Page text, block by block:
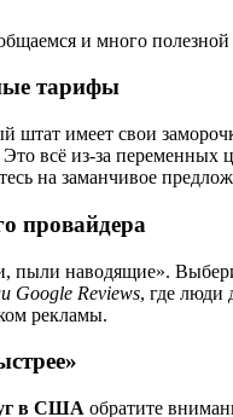
и много
тарифы
штат имеет свои
всё из-за
на заманчивое
провайдера
пыли наводящие».
Google Reviews, где люди
рекламы.
в США обратите